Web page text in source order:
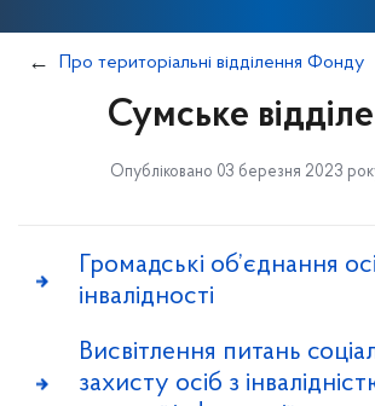
Про територіальні відділення Фонду
Сумське
Опубліковано 03 березня 2023
Громадські об’єднання
інвалідності
Висвітлення питань
захисту осіб з